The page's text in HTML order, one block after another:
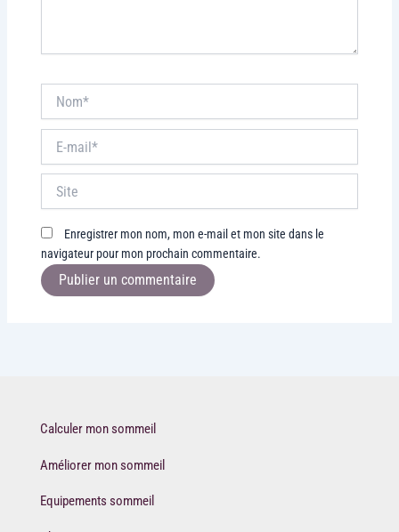
mail*
Enregistrer mon nom, mon e-mail et mon site dans le
navigateur pour mon prochain commentaire.
Calculer mon sommeil
Améliorer mon sommeil
Equipements sommeil